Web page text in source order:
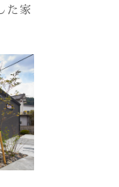
た家